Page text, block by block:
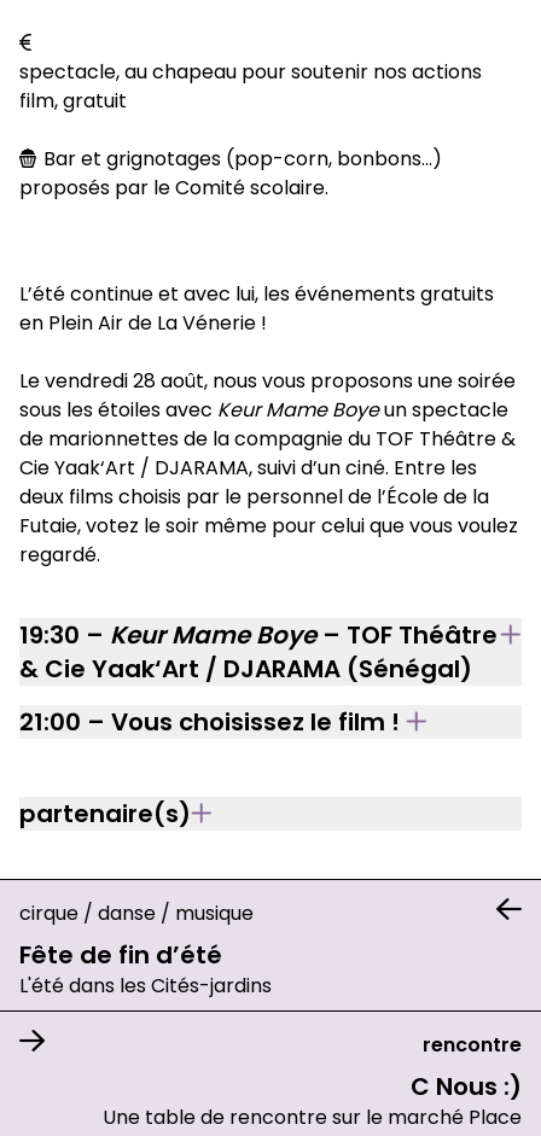
spectacle, au chapeau pour soutenir nos actions
film, gratuit
Bar et grignotages (pop-corn, bonbons…)
proposés par le Comité scolaire.
L’été continue et avec lui, les événements gratuits
en Plein Air de La Vénerie !
Le vendredi 28 août, nous vous proposons une soirée
sous les étoiles avec Keur Mame Boyeun spectacle
de marionnettes de la compagnie du TOF Théâtre &
Cie Yaak‘Art / DJARAMA, suivi d’un ciné. Entre les
deux films choisis par le personnel de l’École de la
Futaie, votez le soir même pour celui que vous voulez
regardé.
19:30 – Keur Mame Boye– TOF Théâtre
& Cie Yaak‘Art / DJARAMA (Sénégal)
21:00 – Vous choisissez le film !
partenaire(s)
cirque / danse / musique
Fête de fin d’été
L'été dans les Cités-jardins
rencontre
C Nous :)
Une table de rencontre sur le marché Place